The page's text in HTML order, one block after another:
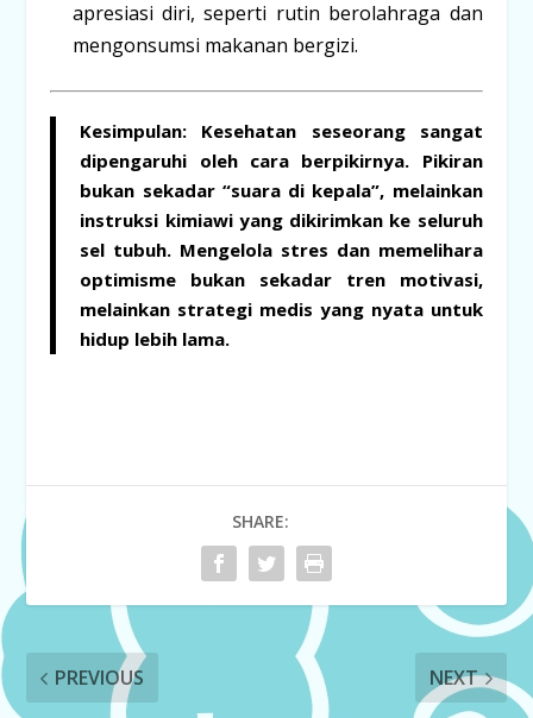
apresiasi diri, seperti rutin berolahraga dan
mengonsumsi makanan bergizi.
Kesimpulan: Kesehatan seseorang sangat
dipengaruhi oleh cara berpikirnya. Pikiran
bukan sekadar “suara di kepala”, melainkan
instruksi kimiawi yang dikirimkan ke seluruh
sel tubuh. Mengelola stres dan memelihara
optimisme bukan sekadar tren motivasi,
melainkan strategi medis yang nyata untuk
hidup lebih lama.
SHARE:
PREVIOUS NEXT